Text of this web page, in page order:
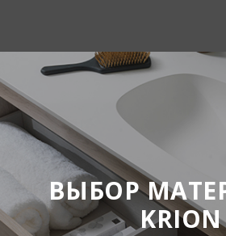
ВЫБОР
KRION